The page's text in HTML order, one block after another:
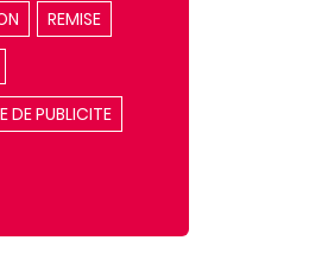
REMISE
DE PUBLICITE